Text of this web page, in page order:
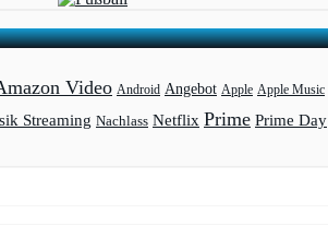
Video Android Angebot Apple Apple Music
Streaming Nachlass Netflix Prime Prime Day